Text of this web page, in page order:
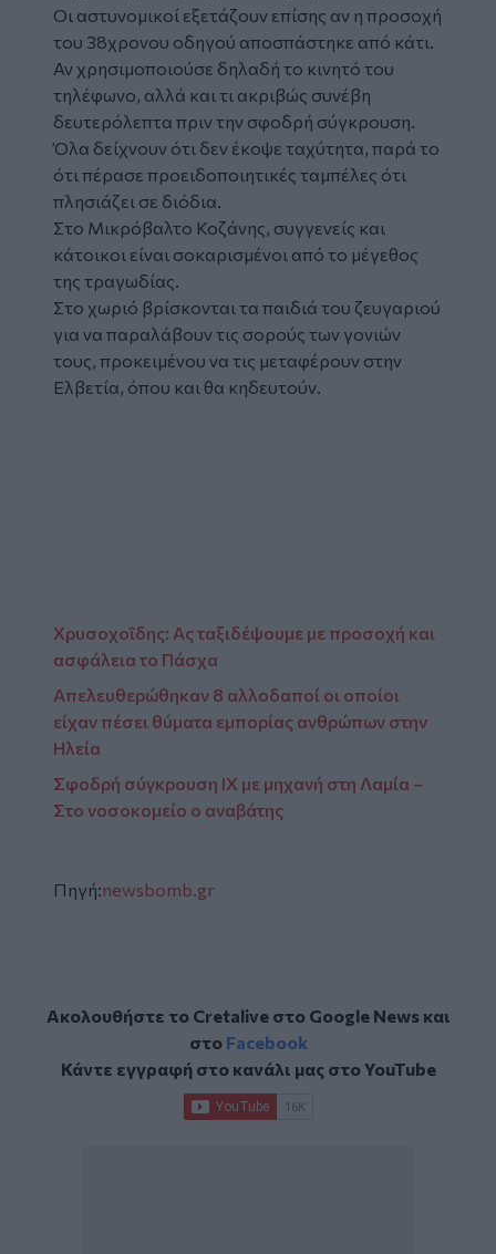
Οι αστυνομικοί εξετάζουν επίσης αν η προσοχή
του 38χρονου οδηγού αποσπάστηκε από κάτι.
Αν χρησιμοποιούσε δηλαδή το κινητό του
τηλέφωνο, αλλά και τι ακριβώς συνέβη
δευτερόλεπτα πριν την σφοδρή σύγκρουση.
Όλα δείχνουν ότι δεν έκοψε ταχύτητα, παρά το
ότι πέρασε προειδοποιητικές ταμπέλες ότι
πλησιάζει σε διόδια.
Στο Μικρόβαλτο Κοζάνης, συγγενείς και
κάτοικοι είναι σοκαρισμένοι από το μέγεθος
της τραγωδίας.
Στο χωριό βρίσκονται τα παιδιά του ζευγαριού
για να παραλάβουν τις σορούς των γονιών
τους, προκειμένου να τις μεταφέρουν στην
Ελβετία, όπου και θα κηδευτούν.
Χρυσοχοΐδης: Ας ταξιδέψουμε με προσοχή και
ασφάλεια το Πάσχα
Απελευθερώθηκαν 8 αλλοδαποί οι οποίοι
είχαν πέσει θύματα εμπορίας ανθρώπων στην
Ηλεία
Σφοδρή σύγκρουση ΙΧ με μηχανή στη Λαμία –
Στο νοσοκομείο ο αναβάτης
Πηγή:newsbomb.gr
Ακολουθήστε το Cretalive στο Google Newsκαι
στο Facebook
Κάντε εγγραφή στο κανάλι μας στοYouTube